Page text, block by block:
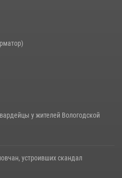
МУЖЧИНУ,
НОМЕР В ГОСТИНИЦЕ
у жителей Вологодской
устроивших скандал